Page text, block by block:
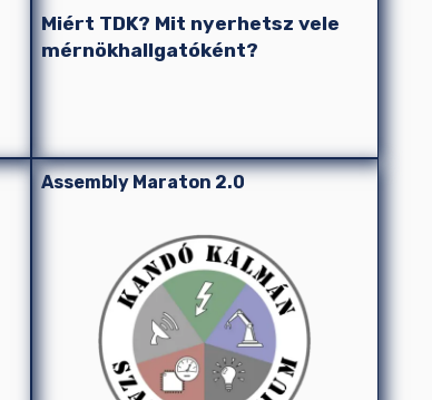
Miért TDK? Mit nyerhetsz vele
mérnökhallgatóként?
Assembly Maraton 2.0